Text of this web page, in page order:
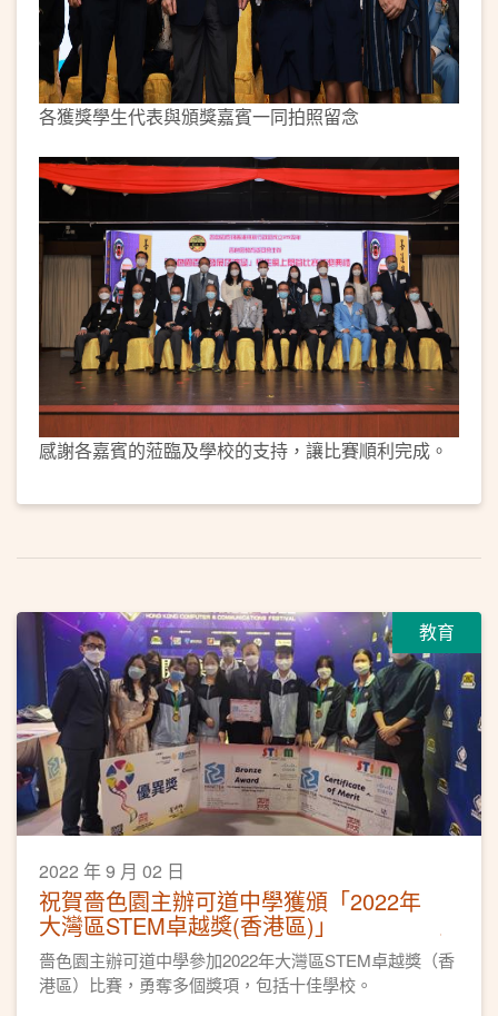
各獲獎學生代表與頒獎嘉賓一同拍照留念
感謝各嘉賓的蒞臨及學校的支持，讓比賽順利完成。
教育
2022 年 9 月 02 日
祝賀嗇色園主辦可道中學獲頒「2022年
大灣區STEM卓越獎(香港區)」
嗇色園主辦可道中學參加2022年大灣區STEM卓越獎（香
港區）比賽，勇奪多個獎項，包括十佳學校。